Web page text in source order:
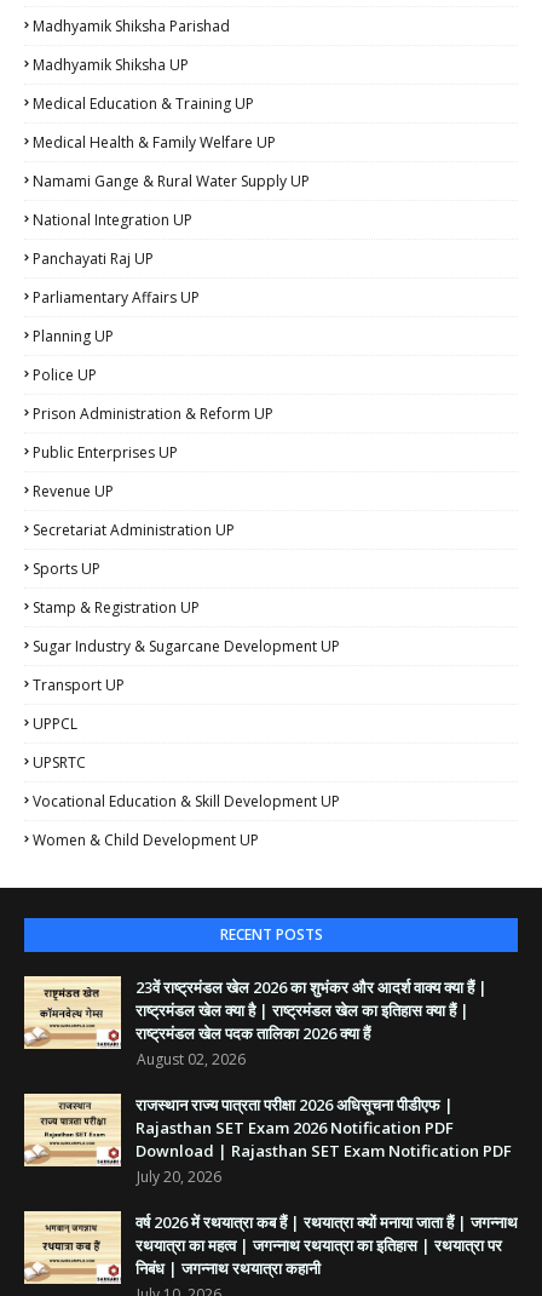
Madhyamik Shiksha Parishad
Madhyamik Shiksha UP
Medical Education & Training UP
Medical Health & Family Welfare UP
Namami Gange & Rural Water Supply UP
National Integration UP
Panchayati Raj UP
Parliamentary Affairs UP
Planning UP
Police UP
Prison Administration & Reform UP
Public Enterprises UP
Revenue UP
Secretariat Administration UP
Sports UP
Stamp & Registration UP
Sugar Industry & Sugarcane Development UP
Transport UP
UPPCL
UPSRTC
Vocational Education & Skill Development UP
Women & Child Development UP
RECENT POSTS
23वें राष्ट्रमंडल खेल 2026 का शुभंकर और आदर्श वाक्य क्या हैं |
राष्ट्रमंडल खेल क्या है | राष्ट्रमंडल खेल का इतिहास क्या हैं |
राष्ट्रमंडल खेल पदक तालिका 2026 क्या हैं
August 02, 2026
राजस्थान राज्य पात्रता परीक्षा 2026 अधिसूचना पीडीएफ |
Rajasthan SET Exam 2026 Notification PDF
Download | Rajasthan SET Exam Notification PDF
July 20, 2026
वर्ष 2026 में रथयात्रा कब हैं | रथयात्रा क्यों मनाया जाता हैं | जगन्नाथ
रथयात्रा का महत्व | जगन्नाथ रथयात्रा का इतिहास | रथयात्रा पर
निबंध | जगन्नाथ रथयात्रा कहानी